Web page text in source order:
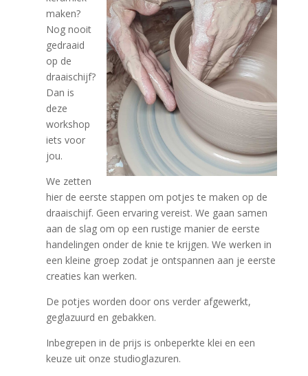
maken?
Nog nooit
gedraaid
op de
draaischijf?
Dan is
deze
workshop
iets voor
jou.
We zetten
hier de eerste stappen om potjes te maken op de
draaischijf. Geen ervaring vereist. We gaan samen
aan de slag om op een rustige manier de eerste
handelingen onder de knie te krijgen. We werken in
een kleine groep zodat je ontspannen aan je eerste
creaties kan werken.
De potjes worden door ons verder afgewerkt,
geglazuurd en gebakken.
Inbegrepen in de prijs is onbeperkte klei en een
keuze uit onze studioglazuren.